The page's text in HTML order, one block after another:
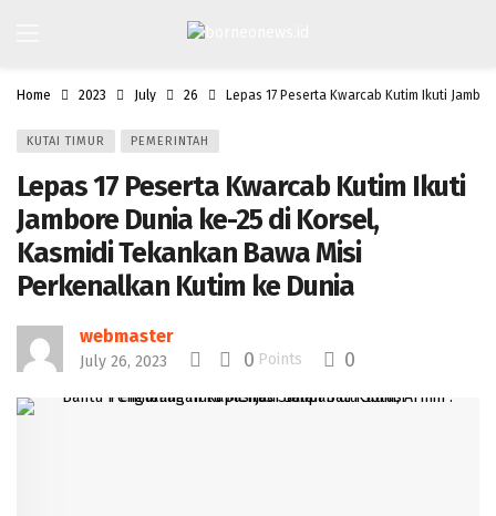
Home 2023 July 26 Lepas 17 Peserta Kwarcab Kutim Ikuti
KUTAI TIMUR PEMERINTAH
Lepas 17 Peserta Kwarcab Kutim Ikuti
Jambore Dunia ke-25 di Korsel,
Kasmidi Tekankan Bawa Misi
Perkenalkan Kutim ke Dunia
webmaster
July 26, 2023 0 Points 0